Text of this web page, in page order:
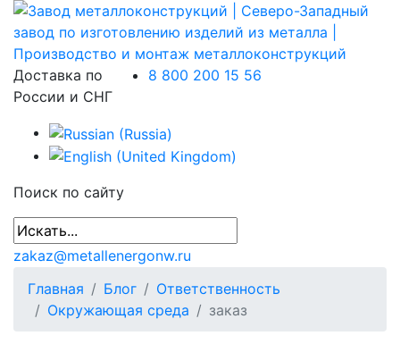
Доставка по
России и СНГ
8 800 200 15 56
Поиск по сайту
zakaz@metallenergonw.ru
Главная
Блог
Ответственность
Окружающая среда
заказ